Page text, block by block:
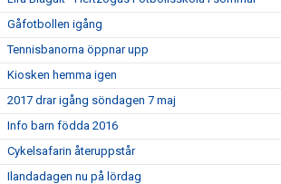
Gåfotbollen igång
Tennisbanorna öppnar upp
Kiosken hemma igen
2017 drar igång söndagen 7 maj
Info barn födda 2016
Cykelsafarin återuppstår
Ilandadagen nu på lördag